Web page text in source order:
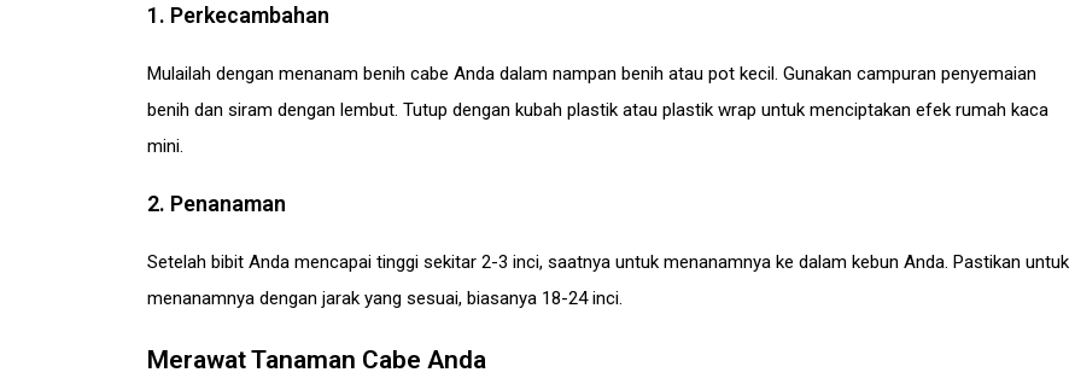
1. Perkecambahan
Mulailah dengan menanam benih cabe Anda dalam nampan benih atau pot kecil. Gunakan campuran penyemaian
benih dan siram dengan lembut. Tutup dengan kubah plastik atau plastik wrap untuk menciptakan efek rumah kaca
mini.
2. Penanaman
Setelah bibit Anda mencapai tinggi sekitar 2-3 inci, saatnya untuk menanamnya ke dalam kebun Anda. Pastikan untuk
menanamnya dengan jarak yang sesuai, biasanya 18-24 inci.
Merawat Tanaman Cabe Anda